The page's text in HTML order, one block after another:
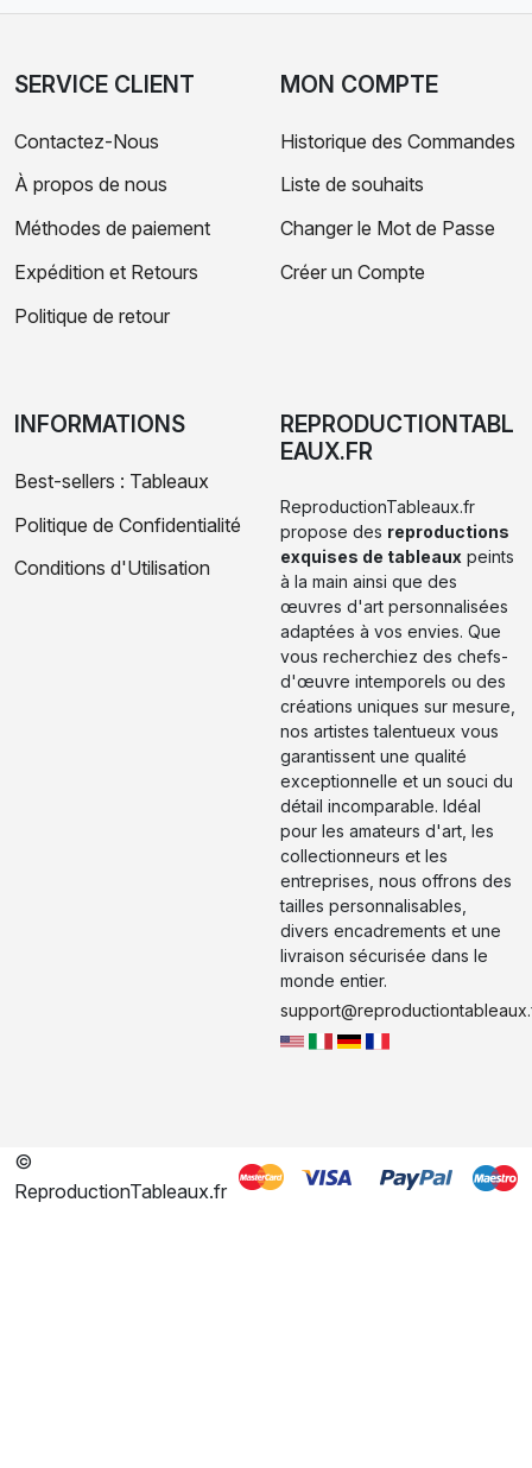
SERVICE CLIENT
Contactez-Nous
À propos de nous
Méthodes de paiement
Expédition et Retours
Politique de retour
MON COMPTE
Historique des Commandes
Liste de souhaits
Changer le Mot de Passe
Créer un Compte
INFORMATIONS
Best-sellers : Tableaux
Politique de Confidentialité
Conditions d'Utilisation
REPRODUCTIONTABL
EAUX.FR
ReproductionTableaux.fr
propose des reproductions
exquises de tableaux peints
à la main ainsi que des
œuvres d'art personnalisées
adaptées à vos envies. Que
vous recherchiez des chefs-
d'œuvre intemporels ou des
créations uniques sur mesure,
nos artistes talentueux vous
garantissent une qualité
exceptionnelle et un souci du
détail incomparable. Idéal
pour les amateurs d'art, les
collectionneurs et les
entreprises, nous offrons des
tailles personnalisables,
divers encadrements et une
livraison sécurisée dans le
monde entier.
©
ReproductionTableaux.fr